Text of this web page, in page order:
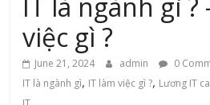
IT là ngành gì ?
việc gì ?
June 21, 2024 admin 0
IT là ngành gì, IT làm việc gì ?, Lương IT